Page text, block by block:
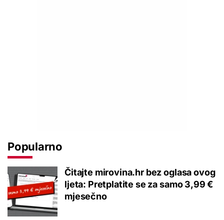
Popularno
Čitajte mirovina.hr bez oglasa ovog
ljeta: Pretplatite se za samo 3,99 €
mjesečno